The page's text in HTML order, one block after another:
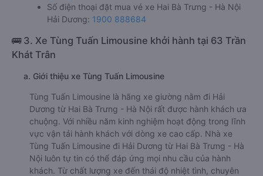
Số điện thoại đặt mua vé xe Hai Bà Trưng - Hà Nội
Hải Dương: 1900 888684
🚌 3. Xe Tùng Tuấn Limousine khởi hành tại 63 Trần
Khát Trân
a. Giới thiệu xe Tùng Tuấn Limousine
Tùng Tuấn Limousine là hãng xe giường nằm đi Hải
Dương từ Hai Bà Trưng - Hà Nội rất được hành khách ưa
chuộng. Với nhiều năm kinh nghiệm hoạt động trong lĩnh
vực vận tải hành khách với dòng xe cao cấp. Nhà xe
Tùng Tuấn Limousine đi Hải Dương từ Hai Bà Trưng - Hà
Nội luôn tự tin có thể đáp ứng mọi nhu cầu của hành
khách. Từ chất lượng xe đến thái độ nhiệt tình, chuyên